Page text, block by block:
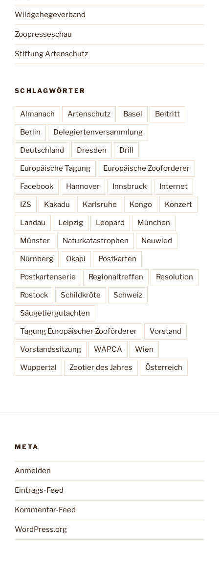
Wildgehegeverband
Zoopresseschau
Stiftung Artenschutz
SCHLAGWÖRTER
Almanach Artenschutz Basel Beitritt
Berlin Delegiertenversammlung
Deutschland Dresden Drill
Europäische Tagung Europäische Zooförderer
Facebook Hannover Innsbruck Internet
IZS Kakadu Karlsruhe Kongo Konzert
Landau Leipzig Leopard München
Münster Naturkatastrophen Neuwied
Nürnberg Okapi Postkarten
Postkartenserie Regionaltreffen Resolution
Rostock Schildkröte Schweiz
Säugetiergutachten
Tagung Europäischer Zooförderer Vorstand
Vorstandssitzung WAPCA Wien
Wuppertal Zootier des Jahres Österreich
META
Anmelden
Eintrags-Feed
Kommentar-Feed
WordPress.org